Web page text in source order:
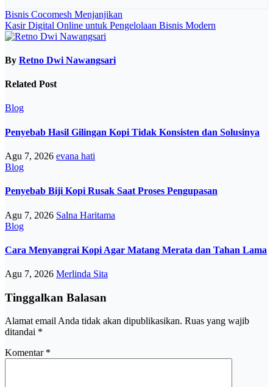
Navigasi
pos
Bisnis Cocomesh Menjanjikan
Kasir Digital Online untuk Pengelolaan Bisnis Modern
By Retno Dwi Nawangsari
Related Post
Blog
Penyebab Hasil Gilingan Kopi Tidak Konsisten dan Solusinya
Agu 7, 2026 evana hati
Blog
Penyebab Biji Kopi Rusak Saat Proses Pengupasan
Agu 7, 2026 Salna Haritama
Blog
Cara Menyangrai Kopi Agar Matang Merata dan Tahan Lama
Agu 7, 2026 Merlinda Sita
Tinggalkan Balasan
Alamat email Anda tidak akan dipublikasikan. Ruas yang wajib
ditandai *
Komentar *